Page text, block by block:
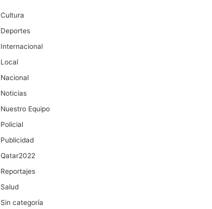
Cultura
Deportes
Internacional
Local
Nacional
Noticias
Nuestro Equipo
Policial
Publicidad
Qatar2022
Reportajes
Salud
Sin categoría